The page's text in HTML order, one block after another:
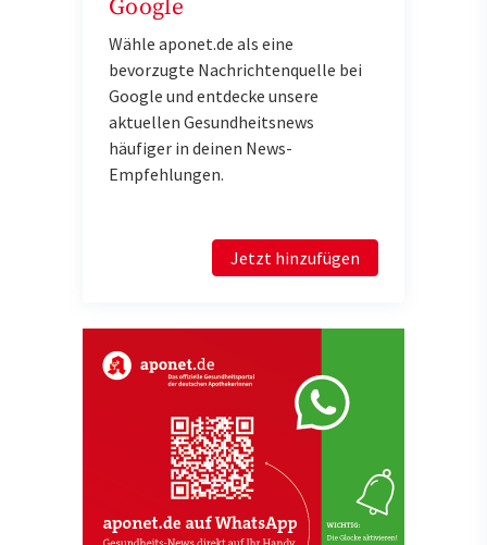
Google
Wähle aponet.de als eine
bevorzugte Nachrichtenquelle bei
Google und entdecke unsere
aktuellen Gesundheitsnews
häufiger in deinen News-
Empfehlungen.
Jetzt hinzufügen